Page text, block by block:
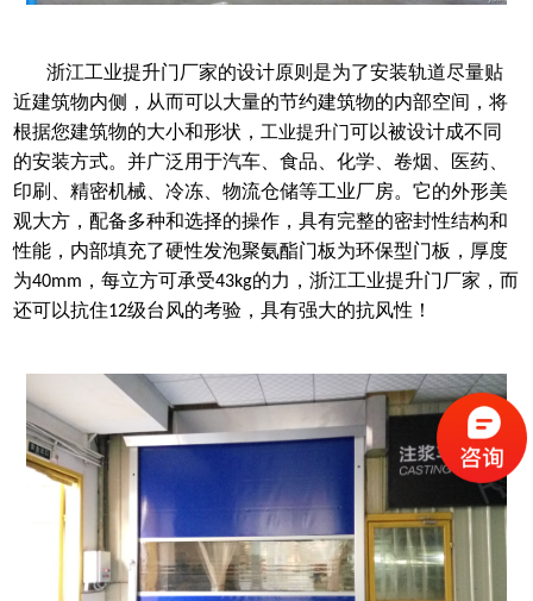
浙江工业提升门厂家的设计原则是为了安装轨道尽量贴
近建筑物内侧，从而可以大量的节约建筑物的内部空间，将
根据您建筑物的大小和形状，工业提升门 可以被设计成不同
的安装方式。并广泛用于汽车、食品、化学、卷烟、医药、
印刷、精密机械、冷冻、物流仓储等工业厂房。它的外形美
观大方，配备多种和选择的操作，具有完整的密封性结构和
性能，内部填充了硬性发泡聚氨酯门板为环保型门板，厚度
为40mm ，每立方可承受43kg的力，浙江工业提升门厂家，而
还可以抗住12级台风的考验，具有强大的抗风性！